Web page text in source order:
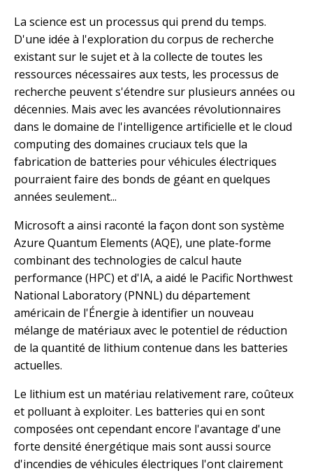
La science est un processus qui prend du temps.
D'une idée à l'exploration du corpus de recherche
existant sur le sujet et à la collecte de toutes les
ressources nécessaires aux tests, les processus de
recherche peuvent s'étendre sur plusieurs années ou
décennies. Mais avec les avancées révolutionnaires
dans le domaine de l'intelligence artificielle et le cloud
computing des domaines cruciaux tels que la
fabrication de batteries pour véhicules électriques
pourraient faire des bonds de géant en quelques
années seulement...
Microsoft a ainsi raconté la façon dont son système
Azure Quantum Elements (AQE), une plate-forme
combinant des technologies de calcul haute
performance (HPC) et d'IA, a aidé le Pacific Northwest
National Laboratory (PNNL) du département
américain de l'Énergie à identifier un nouveau
mélange de matériaux avec le potentiel de réduction
de la quantité de lithium contenue dans les batteries
actuelles.
Le lithium est un matériau relativement rare, coûteux
et polluant à exploiter. Les batteries qui en sont
composées ont cependant encore l'avantage d'une
forte densité énergétique mais sont aussi source
d'incendies de véhicules électriques l'ont clairement